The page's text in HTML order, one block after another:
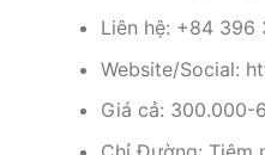
Liên hệ: +84 396
Website/Social:
Giá cả: 300.000-